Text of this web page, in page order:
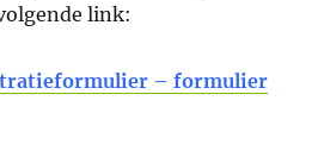
link:
– formulier